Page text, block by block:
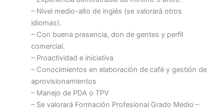
– Nivel medio-alto de inglés (se valorará otros
idiomas).
– Con buena presencia, don de gentes y perfil
comercial.
– Proactividad e iniciativa
– Conocimientos en elaboración de café y gestión de
aprovisionamientos
– Manejo de PDA o TPV
– Se valorará Formación Profesional Grado Medio –